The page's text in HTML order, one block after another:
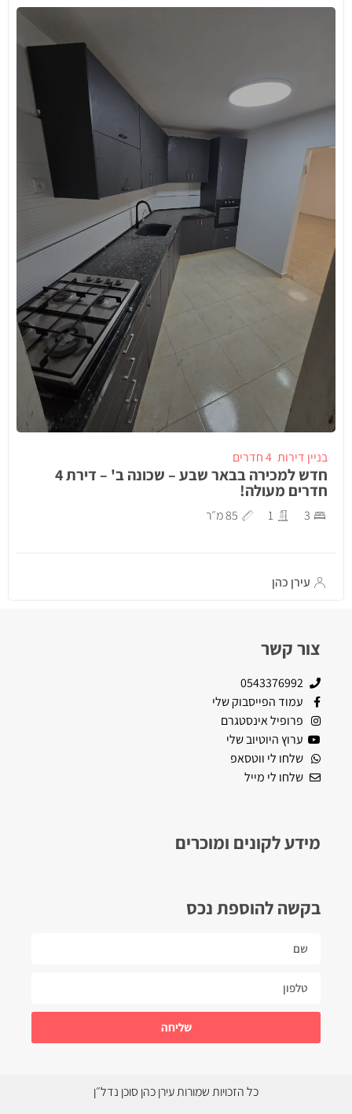
בניין דירות 4 חדרים
חדש למכירה בבאר שבע – שכונה ב' – דירת 4
חדרים מעולה!
3
1 85 מ״ר
עירן כהן
צור קשר
0543376992
עמוד הפייסבוק שלי
פרופיל אינסטגרם
ערוץ היוטיוב שלי
שלחו לי ווטסאפ
שלחו לי מייל
מידע לקונים ומוכרים
בקשה להוספת נכס
שליחה
כל הזכויות שמורות עירן כהן סוכן נדל״ן